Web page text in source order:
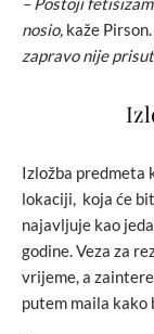
nosio, kaže Pirson.
zapravo nije
Izložba predmeta
lokaciji, koja će
najavljuje kao
godine. Veza za
vrijeme, a
putem maila kako